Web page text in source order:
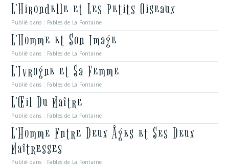
L’Hirondelle et Les Petits Oiseaux
Publié dans : Fables de La Fontaine
L’Homme et Son Image
Publié dans : Fables de La Fontaine
L’Ivrogne et Sa Femme
Publié dans : Fables de La Fontaine
L’Œil Du Maître
Publié dans : Fables de La Fontaine
L’Homme Entre Deux Âges et Ses Deux
Maîtresses
Publié dans : Fables de La Fontaine